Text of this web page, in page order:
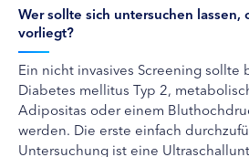
Wer sollte sich untersuchen lassen,
vorliegt?
Ein nicht invasives Screening sollte
Diabetes mellitus Typ 2,
Adipositas oder einem
werden. Die erste einfach
Untersuchung ist eine